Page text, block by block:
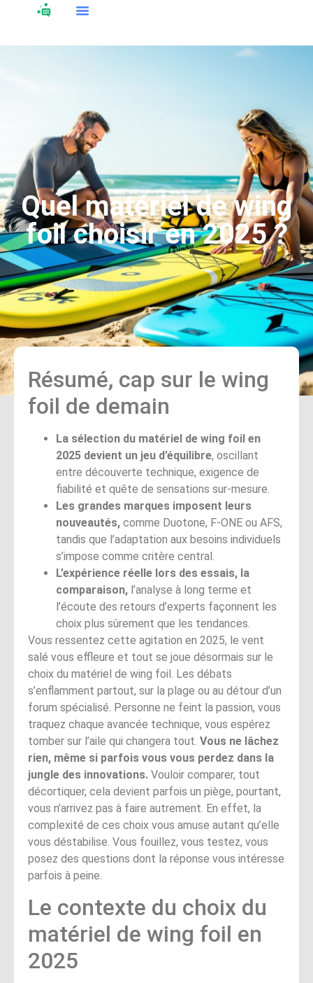
Quel matériel de wing
foil choisir en 2025 ?
Résumé, cap sur le wing
foil de demain
La sélection du matériel de wing foil en
2025 devient un jeu d’équilibre, oscillant
entre découverte technique, exigence de
fiabilité et quête de sensations sur-mesure.
Les grandes marques imposent leurs
nouveautés, comme Duotone, F-ONE ou AFS,
tandis que l’adaptation aux besoins individuels
s’impose comme critère central.
L’expérience réelle lors des essais, la
comparaison, l’analyse à long terme et
l’écoute des retours d’experts façonnent les
choix plus sûrement que les tendances.
Vous ressentez cette agitation en 2025, le vent
salé vous effleure et tout se joue désormais sur le
choix du matériel de wing foil. Les débats
s’enflamment partout, sur la plage ou au détour d’un
forum spécialisé. Personne ne feint la passion, vous
traquez chaque avancée technique, vous espérez
tomber sur l’aile qui changera tout. Vous ne lâchez
rien, même si parfois vous vous perdez dans la
jungle des innovations. Vouloir comparer, tout
décortiquer, cela devient parfois un piège, pourtant,
vous n’arrivez pas à faire autrement. En effet, la
complexité de ces choix vous amuse autant qu’elle
vous déstabilise. Vous fouillez, vous testez, vous
posez des questions dont la réponse vous intéresse
parfois à peine.
Le contexte du choix du
matériel de wing foil en
2025